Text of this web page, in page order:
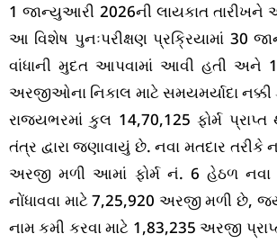
1 જાન્યુઆરી 2026ની લાયકાત તારીખને
આ વિશેષ પુનઃપરીક્ષણ પ્રક્રિયામાં 30
વાંધાની મુદત આપવામાં આવી હતી અને
અરજીઓના નિકાલ માટે સમયમર્યાદા
રાજ્યભરમાં કુલ 14,70,125 ફોર્મ
તંત્ર દ્વારા જણાવાયું છે. નવા મતદાર તરીકે
અરજી મળી આમાં ફોર્મ નં. 6 હેઠળ નવા
નોંધાવવા માટે 7,25,920 અરજી મળી છે,
નામ કમી કરવા માટે 1,83,235 અરજી